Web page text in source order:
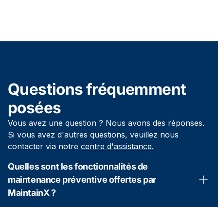
Questions fréquemment
posées
Vous avez une question ? Nous avons des réponses.
Si vous avez d'autres questions, veuillez nous
contacter via notre centre d'assistance.
Quelles sont les fonctionnalités de
maintenance préventive offertes par
MaintainX ?